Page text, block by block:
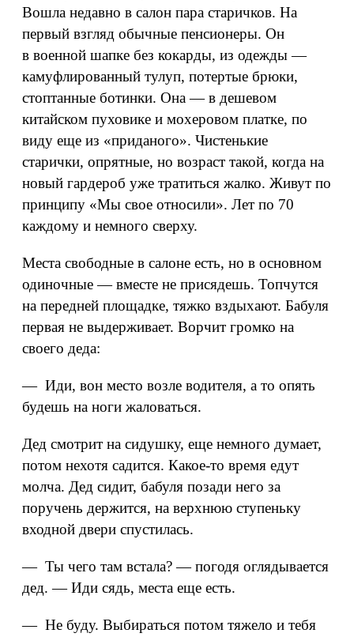
Вошла недавно в салон пара старичков. На
первый взгляд обычные пенсионеры. Он
в военной шапке без кокарды, из одежды —
камуфлированный тулуп, потертые брюки,
стоптанные ботинки. Она — в дешевом
китайском пуховике и мохеровом платке, по
виду еще из «приданого». Чистенькие
старички, опрятные, но возраст такой, когда на
новый гардероб уже тратиться жалко. Живут по
принципу «Мы свое относили». Лет по 70
каждому и немного сверху.
Места свободные в салоне есть, но в основном
одиночные — вместе не присядешь. Топчутся
на передней площадке, тяжко вздыхают. Бабуля
первая не выдерживает. Ворчит громко на
своего деда:
— Иди, вон место возле водителя, а то опять
будешь на ноги жаловаться.
Дед смотрит на сидушку, еще немного думает,
потом нехотя садится. Какое‑то время едут
молча. Дед сидит, бабуля позади него за
поручень держится, на верхнюю ступеньку
входной двери спустилась.
— Ты чего там встала? — погодя оглядывается
дед. — Иди сядь, места еще есть.
— Не буду. Выбираться потом тяжело и тебя